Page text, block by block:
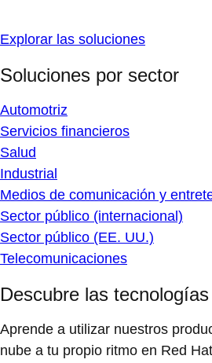
Explorar las soluciones
Soluciones por sector
Automotriz
Servicios financieros
Salud
Industrial
Medios de comunicación y
Sector público (internacional)
Sector público (EE. UU.)
Telecomunicaciones
Descubre las
Aprende a utilizar nuestros
nube a tu propio ritmo en Red